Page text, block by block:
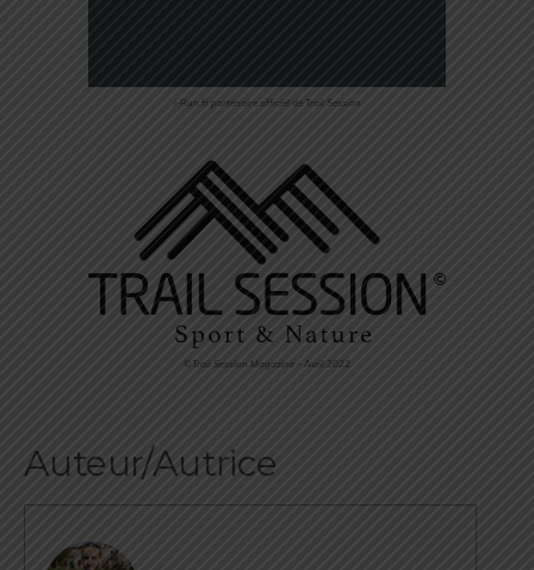
i-Run.fr partenaire officiel de Trail Session
©Trail Session Magazine – Avril 2022
Auteur/Autrice